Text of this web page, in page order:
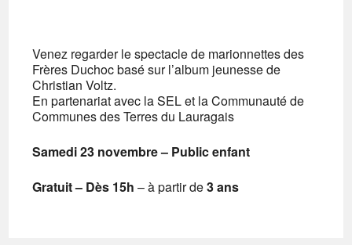
Venez regarder le spectacle de marionnettes des
Frères Duchoc basé sur l’album jeunesse de
Christian Voltz.
En partenariat avec la SEL et la Communauté de
Communes des Terres du Lauragais
Samedi 23 novembre – Public enfant
Gratuit – Dès 15h – à partir de3 ans